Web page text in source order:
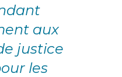
aux
justice
les